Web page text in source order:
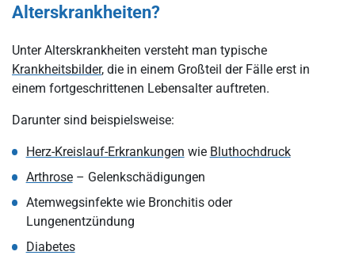
Alterskrankheiten?
Unter Alterskrankheiten versteht man typische
Krankheitsbilder, die in einem Großteil der Fälle erst in
einem fortgeschrittenen Lebensalter auftreten.
Darunter sind beispielsweise:
Herz-Kreislauf-Erkrankungen wie Bluthochdruck
Arthrose– Gelenkschädigungen
Atemwegsinfekte wie Bronchitis oder
Lungenentzündung
Diabetes